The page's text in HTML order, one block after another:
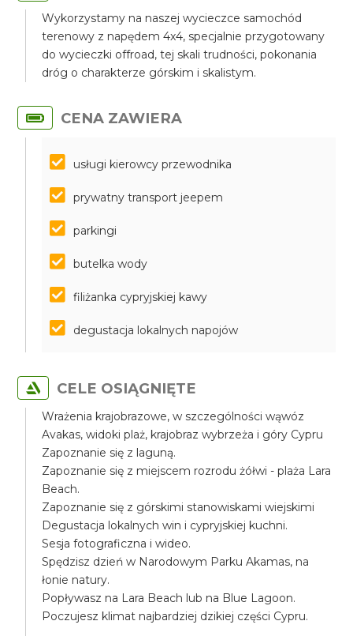
Wykorzystamy na naszej wycieczce samochód
terenowy z napędem 4x4, specjalnie przygotowany
do wycieczki offroad, tej skali trudności, pokonania
dróg o charakterze górskim i skalistym.
CENA ZAWIERA
usługi kierowcy przewodnika
prywatny transport jeepem
parkingi
butelka wody
filiżanka cypryjskiej kawy
degustacja lokalnych napojów
CELE OSIĄGNIĘTE
Wrażenia krajobrazowe, w szczególności wąwóz
Avakas, widoki plaż, krajobraz wybrzeża i góry Cypru
Zapoznanie się z laguną.
Zapoznanie się z miejscem rozrodu żółwi - plaża Lara
Beach.
Zapoznanie się z górskimi stanowiskami wiejskimi
Degustacja lokalnych win i cypryjskiej kuchni.
Sesja fotograficzna i wideo.
Spędzisz dzień w Narodowym Parku Akamas, na
łonie natury.
Popływasz na Lara Beach lub na Blue Lagoon.
Poczujesz klimat najbardziej dzikiej części Cypru.